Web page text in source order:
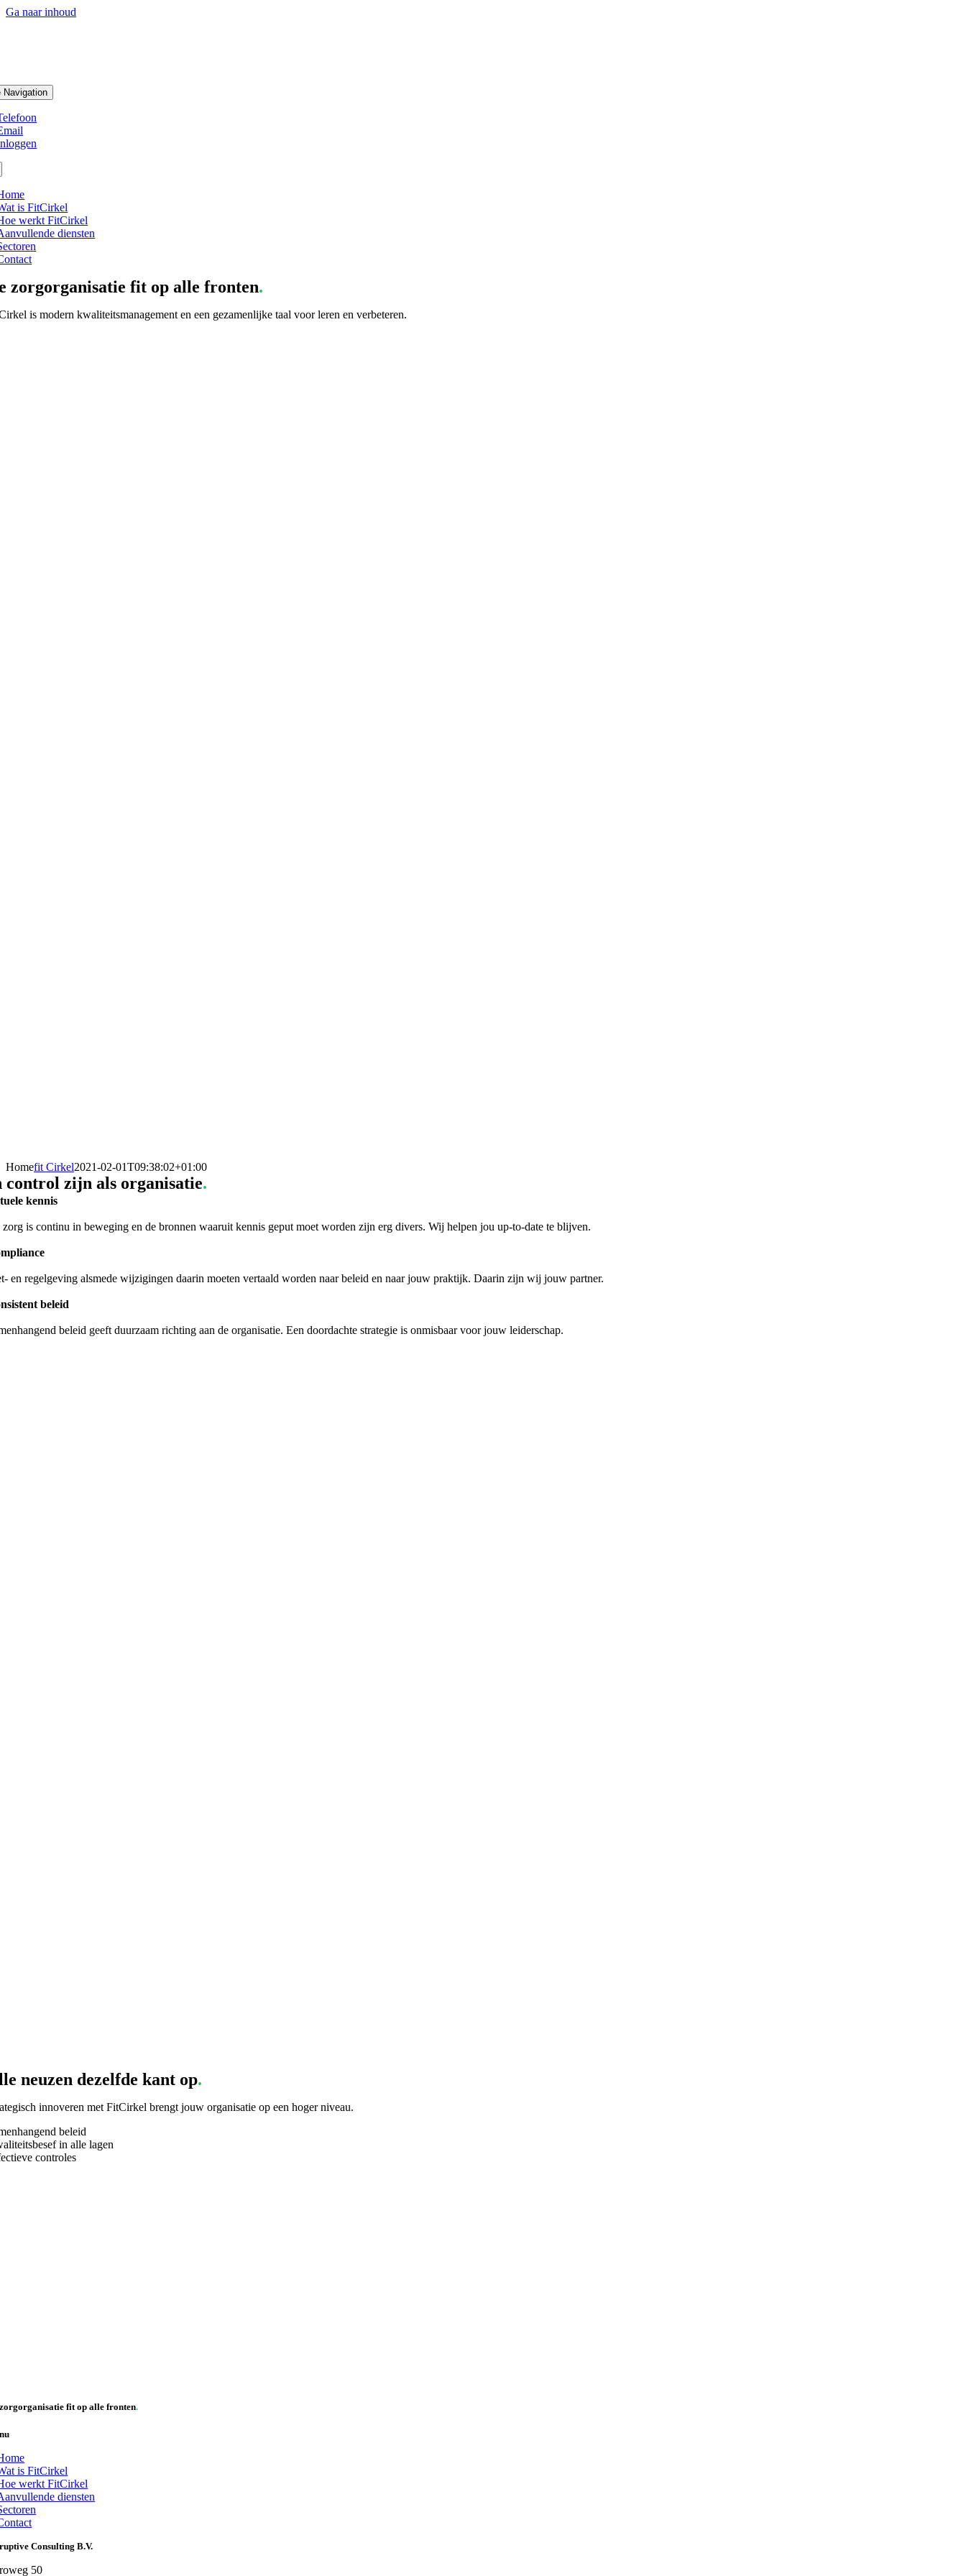
Ga naar inhoud
Navigation
is FitCirkel
werkt FitCirkel
diensten
zorgorganisatie fit op alle fronten.
is modern kwaliteitsmanagement en een gezamenlijke taal voor leren en verbeteren.
Homefit Cirkel2021-02-01T09:38:02+01:00
control zijn als organisatie.
kennis
zorg is continu in beweging en de bronnen waaruit kennis geput moet worden zijn erg divers. Wij helpen jou up-to-date te blijven.
en regelgeving alsmede wijzigingen daarin moeten vertaald worden naar beleid en naar jouw praktijk. Daarin zijn wij jouw partner.
beleid
beleid geeft duurzaam richting aan de organisatie. Een doordachte strategie is onmisbaar voor jouw leiderschap.
neuzen dezelfde kant op.
innoveren met FitCirkel brengt jouw organisatie op een hoger niveau.
beleid
in alle lagen
controles
fit op alle fronten.
is FitCirkel
werkt FitCirkel
diensten
Consulting B.V.
50